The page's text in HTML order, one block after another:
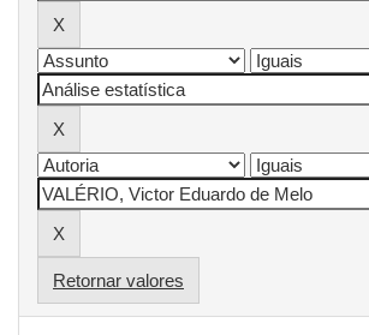
Retornar valores